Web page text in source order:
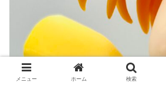
メニュー ホーム 検索